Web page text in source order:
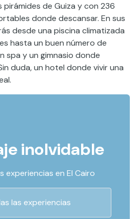
de Guiza y con 236
donde descansar. En sus
desde una piscina climatizada
hasta un buen número de
spa y un gimnasio donde
duda, un hotel donde vivir una
inolvidable
experiencias en El Cairo
las experiencias